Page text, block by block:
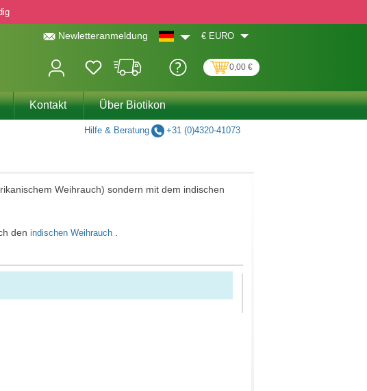
Newletteranmeldung € EURO
0,00 €
Kontakt Über Biotikon
Hilfe & Beratung +31 (0)4320-41073
Weihrauch) sondern mit dem indischen
den indischen Weihrauch